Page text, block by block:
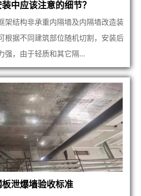
中应该注意的细节？
架结构非承重内隔墙及内隔墙改造装
根据不同建筑部位随机切割，安装后
强，由于轻质和其它隔...
泄爆墙验收标准